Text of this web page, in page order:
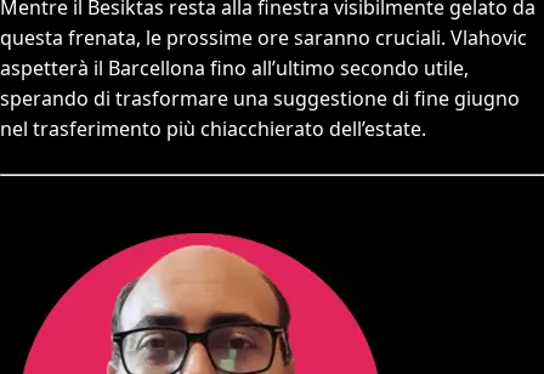
Mentre il Besiktas resta alla finestra visibilmente gelato da
questa frenata, le prossime ore saranno cruciali. Vlahovic
aspetterà il Barcellona fino all’ultimo secondo utile,
sperando di trasformare una suggestione di fine giugno
nel trasferimento più chiacchierato dell’estate.